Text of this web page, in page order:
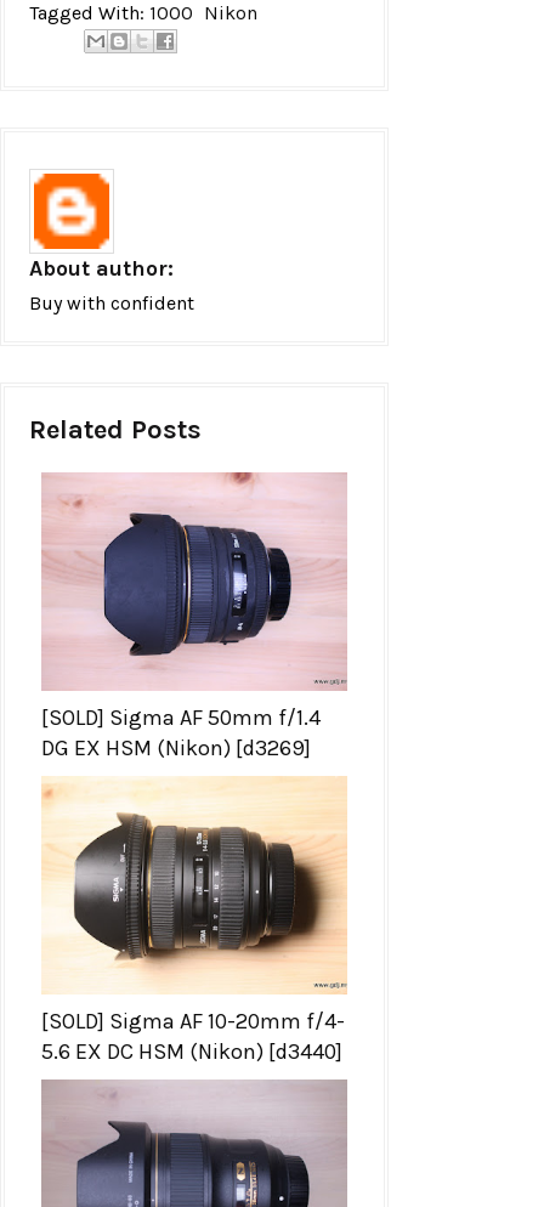
Tagged With: 1000 Nikon
About author:
Buy with confident
Related Posts
[SOLD] Sigma AF 50mm f/1.4
DG EX HSM (Nikon) [d3269]
[SOLD] Sigma AF 10-20mm f/4-
5.6 EX DC HSM (Nikon) [d3440]